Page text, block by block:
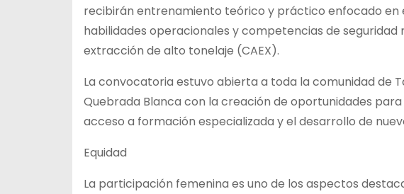
recibirán entrenamiento teórico y práctico enfocado en
habilidades operacionales y competencias de
extracción de alto tonelaje (CAEX).
La convocatoria estuvo abierta a toda la comunidad de
Quebrada Blanca con la creación de oportunidades
acceso a formación especializada y el desarrollo de
Equidad
La participación femenina es uno de los aspectos